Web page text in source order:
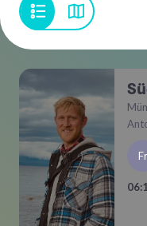
Fr